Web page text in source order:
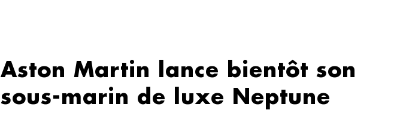
Aston Martin lance bientôt son
sous-marin de luxe Neptune